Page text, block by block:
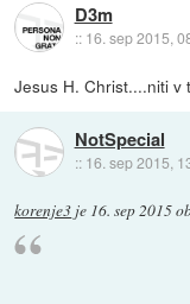
D3m
:: 16. sep 2015,
Jesus H. Christ....niti v
NotSpecial
:: 16. sep 2015,
korenje3 je 16. sep 2015